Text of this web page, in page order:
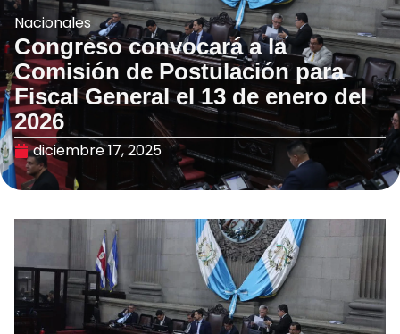
Nacionales
Congreso convocará a la
Comisión de Postulación para
Fiscal General el 13 de enero del
2026
diciembre 17, 2025